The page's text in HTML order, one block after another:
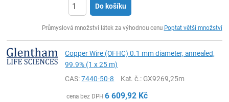
Do košíku
Průmyslová množství látek za výhodnou cenu Poptat větší množství
Copper Wire (OFHC) 0.1 mm diameter, annealed,
99.9% (1 x 25 m)
CAS:7440-50-8 Kat. č.: GX9269,25m
cena bez DPH 6 609,92 Kč